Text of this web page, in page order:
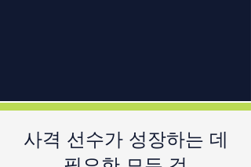
사격 선수가 성장하는 데